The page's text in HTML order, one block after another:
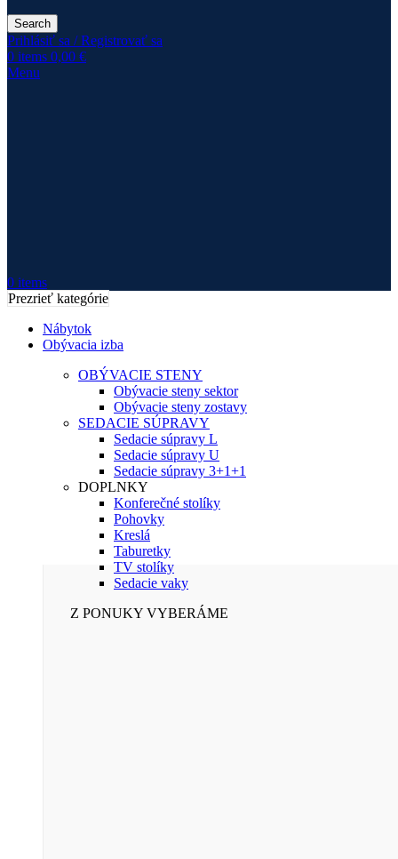
Search
Prihlásiť sa / Registrovať sa
0 items 0,00 €
Menu
0 items
Prezrieť kategórie
Nábytok
Obývacia izba
OBÝVACIE STENY
Obývacie steny sektor
Obývacie steny zostavy
SEDACIE SÚPRAVY
Sedacie súpravy L
Sedacie súpravy U
Sedacie súpravy 3+1+1
DOPLNKY
Konferečné stolíky
Pohovky
Kreslá
Taburetky
TV stolíky
Sedacie vaky
Z PONUKY VYBERÁME